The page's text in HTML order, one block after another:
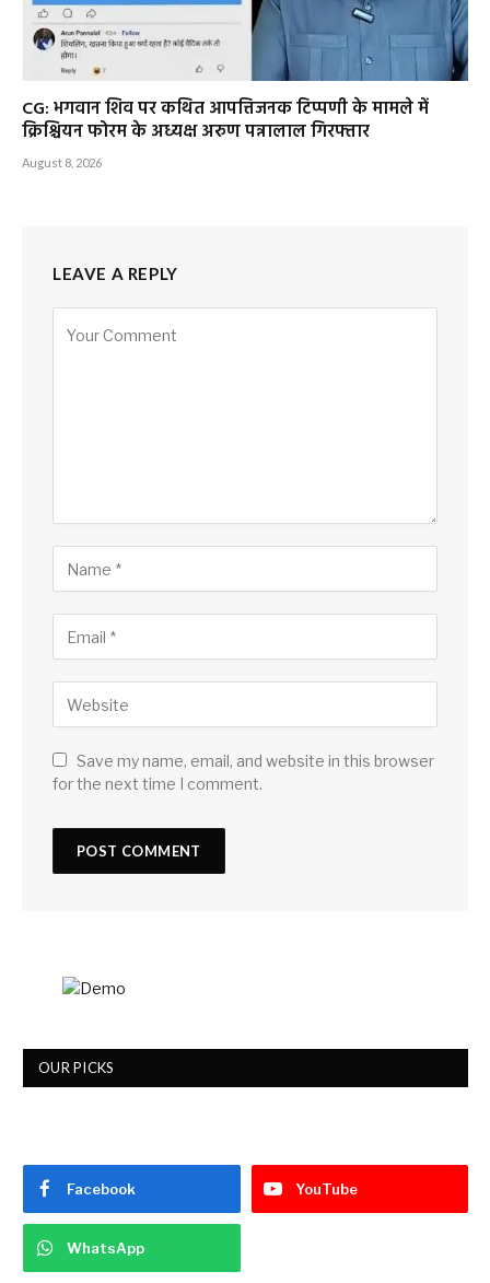
CG: भगवान शिव पर कथित आपत्तिजनक टिप्पणी के मामले में
क्रिश्चियन फोरम के अध्यक्ष अरुण पन्नालाल गिरफ्तार
August 8, 2026
LEAVE A REPLY
Save my name, email, and website in this browser
for the next time I comment.
OUR PICKS
Facebook YouTube
WhatsApp